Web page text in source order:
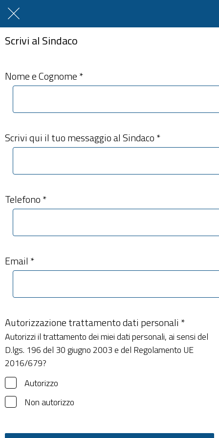
Scrivi al Sindaco
Nome e Cognome *
Scrivi qui il tuo messaggio al Sindaco *
Telefono *
Email *
Autorizzazione trattamento dati personali *
Autorizzi il trattamento dei miei dati personali, ai sensi del
D.lgs. 196 del 30 giugno 2003 e del Regolamento UE
2016/679?
Autorizzo
Non autorizzo